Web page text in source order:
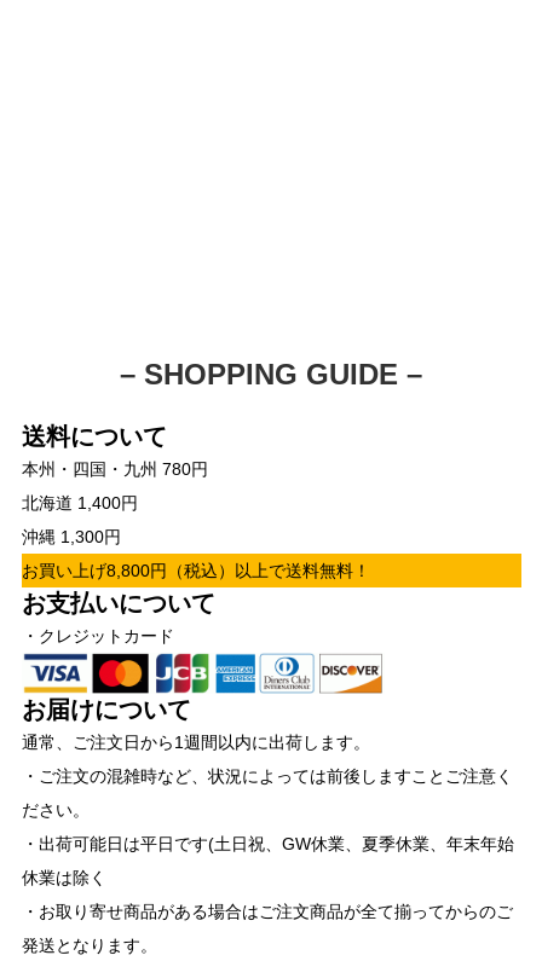
– SHOPPING GUIDE –
送料について
本州・四国・九州 780円
北海道 1,400円
沖縄 1,300円
お買い上げ8,800円（税込）以上で送料無料！
お支払いについて
・クレジットカード
お届けについて
通常、ご注文日から1週間以内に出荷します。
・ご注文の混雑時など、状況によっては前後しますことご注意く
ださい。
・出荷可能日は平日です(土日祝、GW休業、夏季休業、年末年始
休業は除く
・お取り寄せ商品がある場合はご注文商品が全て揃ってからのご
発送となります。